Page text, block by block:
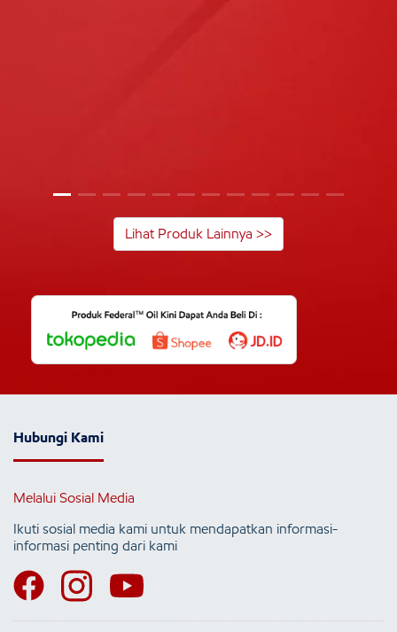
Lihat Produk Lainnya >>
Hubungi Kami
Melalui Sosial Media
Ikuti sosial media kami untuk mendapatkan informasi-
informasi penting dari kami